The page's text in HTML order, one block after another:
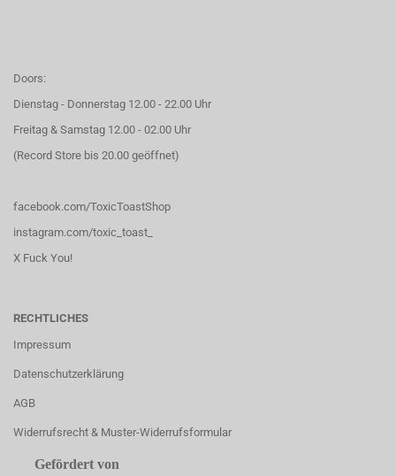
Doors:
Dienstag - Donnerstag 12.00 - 22.00 Uhr
Freitag & Samstag 12.00 - 02.00 Uhr
(Record Store bis 20.00 geöffnet)
facebook.com/ToxicToastShop
instagram.com/toxic_toast_
X Fuck You!
RECHTLICHES
Impressum
Datenschutzerklärung
AGB
Widerrufsrecht & Muster-Widerrufsformular
Gefördert von